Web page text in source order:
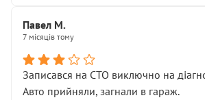
Павел М.
7 місяців тому
Записався на СТО виключно на
Авто прийняли, загнали в гараж.